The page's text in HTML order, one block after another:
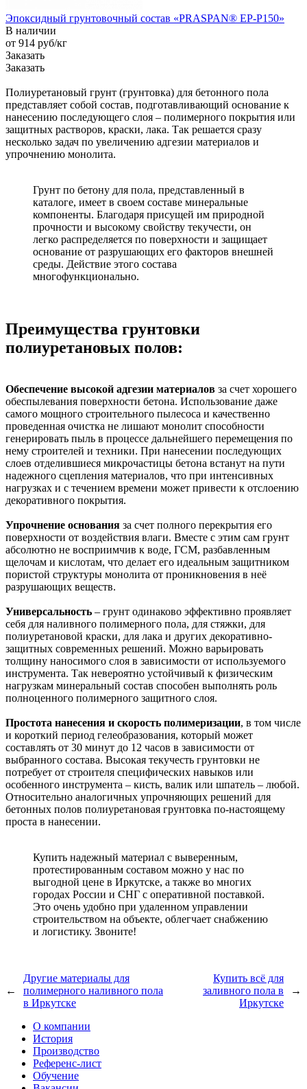
Эпоксидный грунтовочный состав «PRASPAN® EP-P150»
В наличии
от 914 руб/кг
Заказать
Заказать
Полиуретановый грунт (грунтовка) для бетонного пола
представляет собой состав, подготавливающий основание к
нанесению последующего слоя – полимерного покрытия или
защитных растворов, краски, лака. Так решается сразу
несколько задач по увеличению адгезии материалов и
упрочнению монолита.
Грунт по бетону для пола, представленный в
каталоге, имеет в своем составе минеральные
компоненты. Благодаря присущей им природной
прочности и высокому свойству текучести, он
легко распределяется по поверхности и защищает
основание от разрушающих его факторов внешней
среды. Действие этого состава
многофункционально.
Преимущества грунтовки
полиуретановых полов:
Обеспечение высокой адгезии материалов за счет хорошего
обеспылевания поверхности бетона. Использование даже
самого мощного строительного пылесоса и качественно
проведенная очистка не лишают монолит способности
генерировать пыль в процессе дальнейшего перемещения по
нему строителей и техники. При нанесении последующих
слоев отделившиеся микрочастицы бетона встанут на пути
надежного сцепления материалов, что при интенсивных
нагрузках и с течением времени может привести к отслоению
декоративного покрытия.
Упрочнение основания за счет полного перекрытия его
поверхности от воздействия влаги. Вместе с этим сам грунт
абсолютно не восприимчив к воде, ГСМ, разбавленным
щелочам и кислотам, что делает его идеальным защитником
пористой структуры монолита от проникновения в неё
разрушающих веществ.
Универсальность – грунт одинаково эффективно проявляет
себя для наливного полимерного пола, для стяжки, для
полиуретановой краски, для лака и других декоративно-
защитных современных решений. Можно варьировать
толщину наносимого слоя в зависимости от используемого
инструмента. Так невероятно устойчивый к физическим
нагрузкам минеральный состав способен выполнять роль
полноценного полимерного защитного слоя.
Простота нанесения и скорость полимеризации, в том числе
и короткий период гелеобразования, который может
составлять от 30 минут до 12 часов в зависимости от
выбранного состава. Высокая текучесть грунтовки не
потребует от строителя специфических навыков или
особенного инструмента – кисть, валик или шпатель – любой.
Относительно аналогичных упрочняющих решений для
бетонных полов полиуретановая грунтовка по-настоящему
проста в нанесении.
Купить надежный материал с выверенным,
протестированным составом можно у нас по
выгодной цене в Иркутске, а также во многих
городах России и СНГ с оперативной поставкой.
Это очень удобно при удаленном управлении
строительством на объекте, облегчает снабжению
и логистику. Звоните!
←
Другие материалы для
полимерного наливного пола
в Иркутске
Купить всё для
заливного пола в
Иркутске
→
О компании
История
Производство
Референс-лист
Обучение